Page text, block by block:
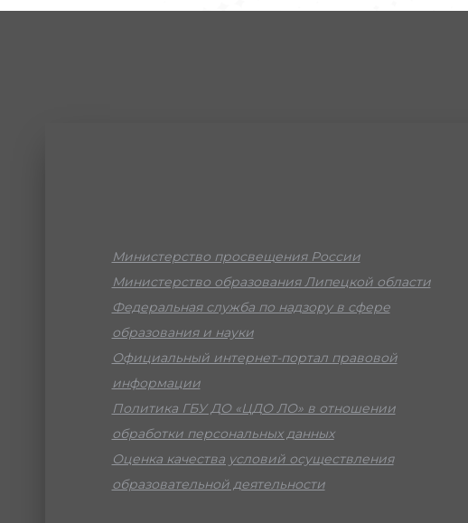
Министерство просвещения России
Министерство образования Липецкой области
Федеральная служба по надзору в сфере
образования и науки
Официальный интернет-портал правовой
информации
Политика ГБУ ДО «ЦДО ЛО» в отношении
обработки персональных данных
Оценка качества условий осуществления
образовательной деятельности